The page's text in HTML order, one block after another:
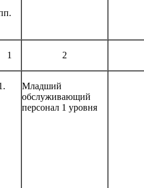
1 2
Младший
обслуживающий
персонал 1 уровня